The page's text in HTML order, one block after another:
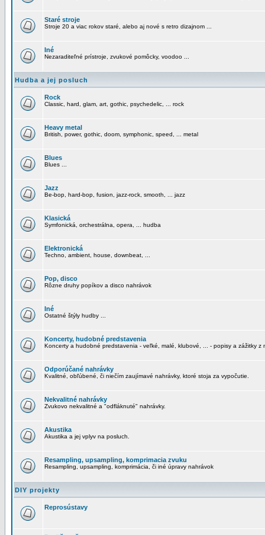
Staré stroje
Stroje 20 a viac rokov staré, alebo aj nové s retro dizajnom ...
Iné
Nezaraditeľné prístroje, zvukové pomôcky, voodoo ...
Hudba a jej posluch
Rock
Classic, hard, glam, art, gothic, psychedelic, ... rock
Heavy metal
British, power, gothic, doom, symphonic, speed, ... metal
Blues
Blues ...
Jazz
Be-bop, hard-bop, fusion, jazz-rock, smooth, ... jazz
Klasická
Symfonická, orchestrálna, opera, ... hudba
Elektronická
Techno, ambient, house, downbeat, ...
Pop, disco
Rôzne druhy popíkov a disco nahrávok
Iné
Ostatné štýly hudby ...
Koncerty, hudobné predstavenia
Koncerty a hudobné predstavenia - veľké, malé, klubové, ... - popisy a zážitky z
Odporúčané nahrávky
Kvalitné, obľúbené, či niečím zaujímavé nahrávky, ktoré stoja za vypočutie.
Nekvalitné nahrávky
Zvukovo nekvalitné a "odfláknuté" nahrávky.
Akustika
Akustika a jej vplyv na posluch.
Resampling, upsampling, komprimacia zvuku
Resampling, upsampling, komprimácia, či iné úpravy nahrávok
DIY projekty
Reprosústavy